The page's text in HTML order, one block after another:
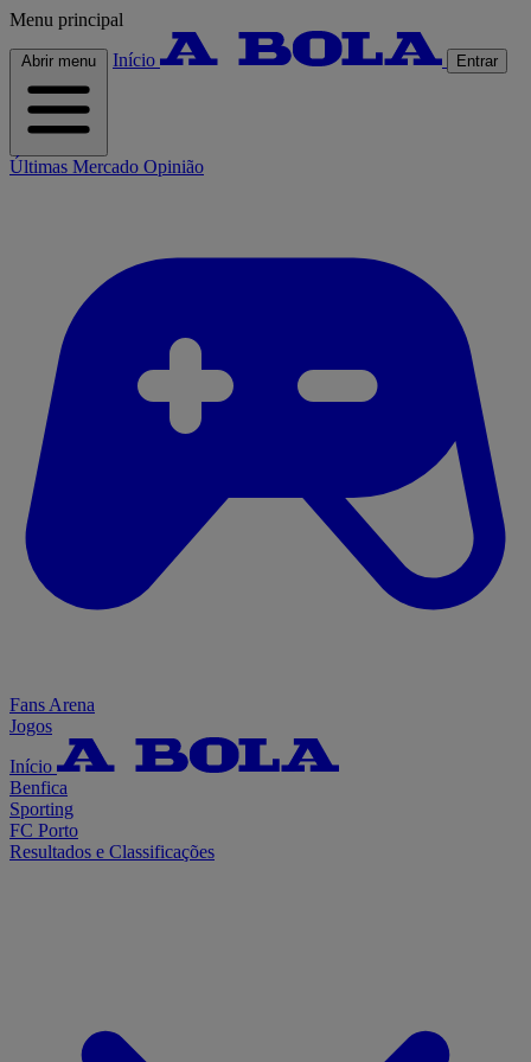
Menu principal
Abrir menu Início Entrar
Últimas Mercado Opinião
Fans Arena
Jogos
Início
Benfica
Sporting
FC Porto
Resultados e Classificações